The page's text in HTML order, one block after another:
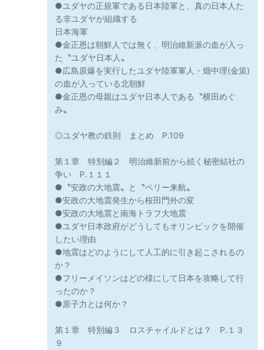
●ユダヤの正規軍である日本陸軍と、真の日本人た
る非ユダヤが組織する
日本海軍
●金正恩は朝鮮人では無く、明治維新派の血が入っ
た〝ユダヤ日本人〟
●広島原爆を実行したユダヤ陸軍軍人・畑中理(金策)
の血が入っている北朝鮮
●金正恩の母親はユダヤ日本人である〝横田めぐ
み〟
◎ユダヤ教の鉄則 まとめ P.109
第１章 特別編２ 明治維新前から続く秘密結社の
争い P.１１１
●〝安政の大地震〟と〝ペリー来航〟
●安政の大地震発生から桜田門外の変
●安政の大地震と南海トラフ大地震
●ユダヤ日本政府がどうしてもオリンピックを開催
したい理由
●地震はどのようにして人工的に引き起こされるの
か？
●フリーメイソンはどの様にして日本を攻略して行
ったのか？
●原子力とは何か？
第１章 特別編３ ロスチャイルドとは？ P.１３
９